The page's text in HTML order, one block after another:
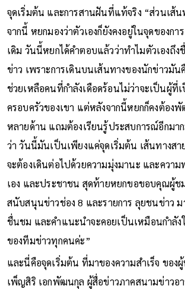
จุดเริ่มต้น และการสานฝันที่แท้จริง “ส่วนเส้น
จากนี้ หยกมองว่าตัวเองก็ยังคงอยู่ในจุดของก
เดิม วันนี้หยกได้คำตอบแล้วว่าทำไมตัวเองถึ
ข่าว เพราะการเดินบนเส้นทางของนักข่าวมัน
ช่วยเหลือคนที่กำลังเดือดร้อนไม่ว่าจะเป็นผู้ที่
ครอบครัวของเขา แต่หลังจากนี้หยกก็คงต้อง
หลายด้าน แถมต้องเรียนรู้ประสบการณ์อีกมา
ว่า วันนี้มันเป็นเพียงแค่จุดเริ่มต้น เส้นทางส
จะต้องเดินต่อไปด้วยความมุ่งมานะ และความ
เอง และประชาชน สุดท้ายหยกขอขอบคุณผู้
สนับสนุนข่าวช่อง 8 และรายการ ลุยชนข่าว ม
ชื่นชม และคำแนะนำจะคอยเป็นเหมือนกำลัง
ของทีมข่าวทุกคนค่ะ”
และนี่คือจุดเริ่มต้น ที่มาของความสำเร็จ ขอ
เพ็ญสิริ เอกพัฒนกุล ผู้สื่อข่าวภาคสนามข่าวอ